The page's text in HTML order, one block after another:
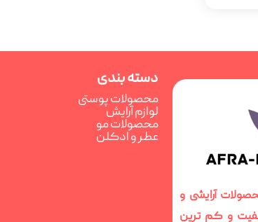
آرایشی و
و کم ترین
دسته بندی
محصولات پوستی
لوازم آرایش
محصولات مو
عطر و ادکلن